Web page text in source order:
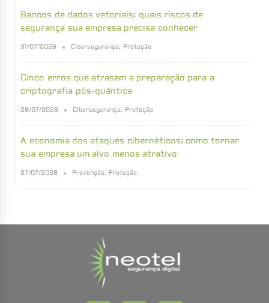
Bancos de dados vetoriais: quais riscos de
segurança sua empresa precisa conhecer
31/07/2026 Cibersegurança, Proteção
Cinco erros que atrasam a preparação para a
criptografia pós-quântica
29/07/2026 Cibersegurança, Proteção
A economia dos ataques cibernéticos: como tornar
sua empresa um alvo menos atrativo
27/07/2026 Prevenção, Proteção